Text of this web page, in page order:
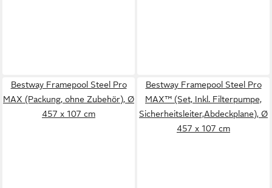
Bestway Framepool Steel Pro
MAX (Packung, ohne Zubehör), Ø
457 x 107 cm
Bestway Framepool Steel Pro
MAX™ (Set, Inkl. Filterpumpe,
Sicherheitsleiter,Abdeckplane), Ø
457 x 107 cm